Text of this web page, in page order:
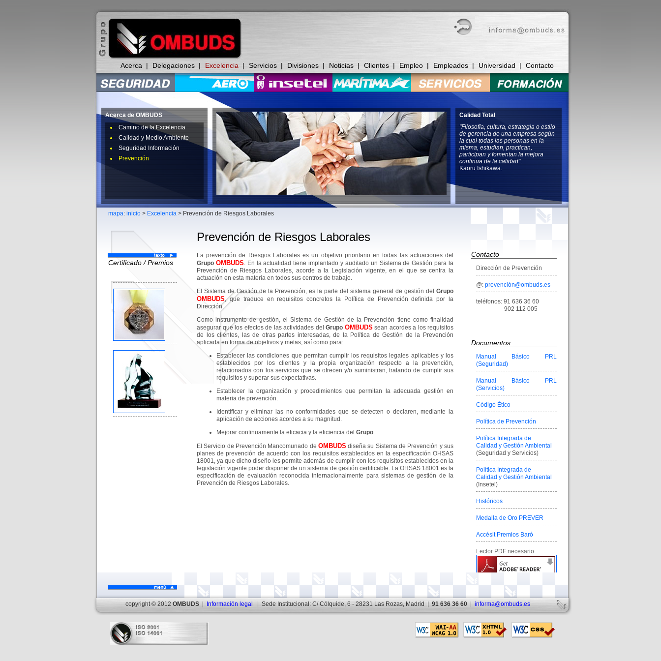
Acerca | Delegaciones | Excelencia | Servicios | Divisiones | Noticias | Clientes | Empleo | Empleados | Universidad | Contacto
Acerca de OMBUDS
Camino de la Excelencia
Calidad y Medio Ambiente
Seguridad Información
Prevención
Calidad Total
"Filosofía, cultura, estrategia o estilo
de gerencia de una empresa según
la cual todas las personas en la
misma, estudian, practican,
participan y fomentan la mejora
continua de la calidad".
Kaoru Ishikawa.
Prevención de Riesgos Laborales
La prevención de Riesgos Laborales es un objetivo prioritario en todas las actuaciones del
Grupo OMBUDS. En la actualidad tiene implantado y auditado un Sistema de Gestión para la
Prevención de Riesgos Laborales, acorde a la Legislación vigente, en el que se centra la
actuación en esta materia en todos sus centros de trabajo.
El Sistema de Gestión de la Prevención, es la parte del sistema general de gestión del Grupo
OMBUDS, que traduce en requisitos concretos la Política de Prevención definida por la
Dirección.
Como instrumento de gestión, el Sistema de Gestión de la Prevención tiene como finalidad
asegurar que los efectos de las actividades del Grupo OMBUDS sean acordes a los requisitos
de los clientes, las de otras partes interesadas, de la Política de Gestión de la Prevención
aplicada en forma de objetivos y metas, así como para:
Establecer las condiciones que permitan cumplir los requisitos legales aplicables y los
establecidos por los clientes y la propia organización respecto a la prevención,
relacionados con los servicios que se ofrecen y/o suministran, tratando de cumplir sus
requisitos y superar sus expectativas.
Establecer la organización y procedimientos que permitan la adecuada gestión en
materia de prevención.
Identificar y eliminar las no conformidades que se detecten o declaren, mediante la
aplicación de acciones acordes a su magnitud.
Mejorar continuamente la eficacia y la eficiencia del Grupo.
El Servicio de Prevención Mancomunado de OMBUDS diseña su Sistema de Prevención y sus
planes de prevención de acuerdo con los requisitos establecidos en la especificación OHSAS
18001, ya que dicho diseño les permite además de cumplir con los requisitos establecidos en la
legislación vigente poder disponer de un sistema de gestión certificable. La OHSAS 18001 es la
especificación de evaluación reconocida internacionalmente para sistemas de gestión de la
Prevención de Riesgos Laborales.
Certificado / Premios
Contacto
Dirección de Prevención
@: prevención@ombuds.es
teléfonos: 91 636 36 60
902 112 005
Documentos
Manual Básico PRL
(Seguridad)
Manual Básico PRL
(Servicios)
Código Ético
Política de Prevención
Política Integrada de
Calidad y Gestión Ambiental
(Seguridad y Servicios)
Política Integrada de
Calidad y Gestión Ambiental
(Insetel)
Históricos
Medalla de Oro PREVER
Accésit Premios Baró
Lector PDF necesario
mapa: inicio > Excelencia > Prevención de Riesgos Laborales
copyright © 2012 OMBUDS Información legal | Sede Institucional: C/ Cólquide, 6 - 28231 Las Rozas, Madrid |91 636 36 60 | informa@ombuds.es